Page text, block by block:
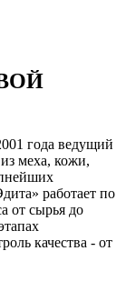
года ведущий
меха, кожи,
работает по
от сырья до
качества - от